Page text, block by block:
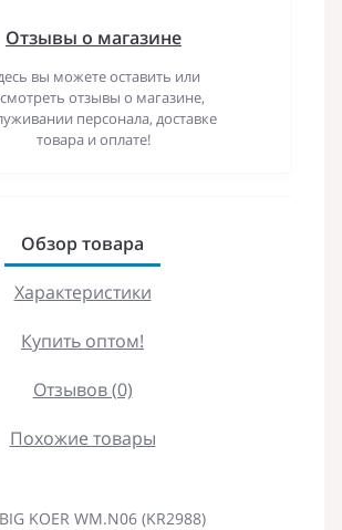
Отзывы о магазине
вы можете оставить или
отзывы о магазине,
персонала, доставке
товара и оплате!
Обзор товара
Характеристики
Купить оптом!
Отзывов (0)
Похожие товары
KOER WM.N06 (KR2988)